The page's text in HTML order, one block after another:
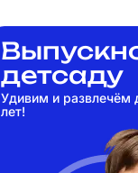
детсаду
Удивим и развлечём
лет!